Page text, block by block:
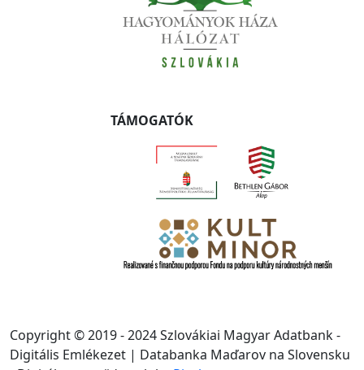
TÁMOGATÓK
Copyright © 2019 - 2024 Szlovákiai Magyar Adatbank -
Digitális Emlékezet | Databanka Maďarov na Slovensku